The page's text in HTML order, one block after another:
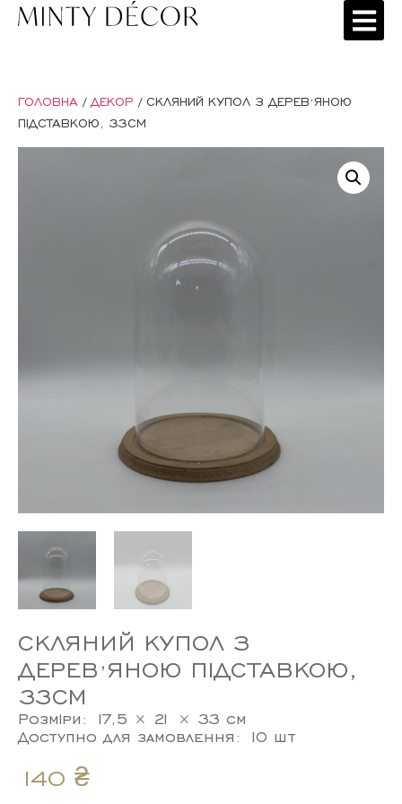
ГОЛОВНА / ДЕКОР / СКЛЯНИЙ КУПОЛ З ДЕРЕВʼЯНОЮ
ПІДСТАВКОЮ, 33СМ
СКЛЯНИЙ КУПОЛ З
ДЕРЕВʼЯНОЮ ПІДСТАВКОЮ,
33СМ
Розміри: 17,5 × 21 × 33 см
Доступно для замовлення: 10 шт
140 ₴